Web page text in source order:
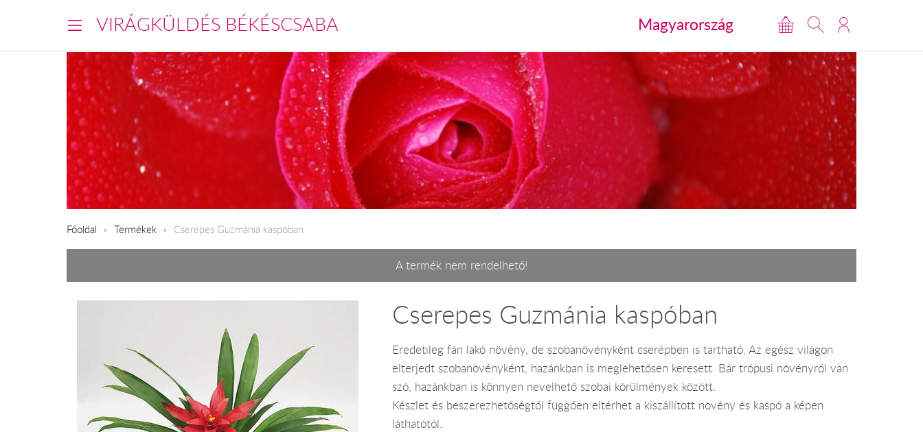
VIRÁGKÜLDÉS BÉKÉSCSABA Magyarország
Főoldal Termékek Cserepes Guzmánia kaspóban
A termék nem rendelhető!
Cserepes Guzmánia kaspóban
Eredetileg fán lakó növény, de szobanövényként cserépben is tartható. Az egész világon
elterjedt szobanövényként, hazánkban is meglehetősen keresett. Bár trópusi növényről van
szó, hazánkban is könnyen nevelhető szobai körülmények között.
Készlet és beszerezhetőségtől függően eltérhet a kiszállított növény és kaspó a képen
láthatótól.